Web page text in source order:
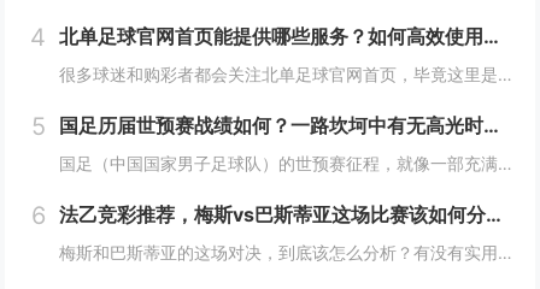
4 北单足球官网首页能提供哪些服务？如何高效使用其功能？
很多球迷和购彩者都会关注北单足球官网首页，毕竟这里是了解北京单场足球彩票、获取赛事资讯的核心入口，但你真的清楚首页能提供哪些服务，又该怎么高效利用这些功能吗？今天就来详细拆解一下。 北单足球官网首页的核心服务模块有哪些？ 北单足球官网首...
5 国足历届世预赛战绩如何？一路坎坷中有无高光时刻？
国足（中国国家男子足球队）的世预赛征程，就像一部充满波折的追梦剧本——既有距离梦想一步之遥的遗憾，也有唯一一次“冲出亚洲”的高光，今天我们就来梳理国足历届世预赛的战绩，看看这支球队在逐梦世界杯的路上都经历了什么。 早期世预赛：蹒跚起步的逐...
6 法乙竞彩推荐，梅斯vs巴斯蒂亚这场比赛该如何分析和选择？
梅斯和巴斯蒂亚的这场对决，到底该怎么分析？有没有实用的竞彩推荐思路？今天咱们就从球队状态、历史交锋、攻防数据、战意这几个关键维度来拆解这场比赛,给大家的竞彩选择提供一些参考方向。 两队近期状态：谁的“势头”更猛？ 先看梅斯的近期表现：最...